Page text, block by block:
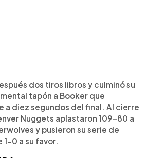
dos tiros libros y culminó su
tapón a Booker que
a diez segundos del final. Al cierre
Nuggets aplastaron 109-80 a
y pusieron su serie de
0 a su favor.